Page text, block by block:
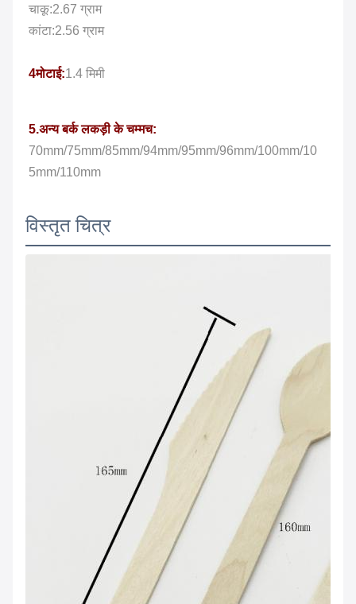
चाकू:2.67 ग्राम
कांटा:2.56 ग्राम
4मोटाई:1.4 मिमी
5.अन्य बर्क लकड़ी के चम्मच:
70mm/75mm/85mm/94mm/95mm/96mm/100mm/10
5mm/110mm
विस्तृत चित्र